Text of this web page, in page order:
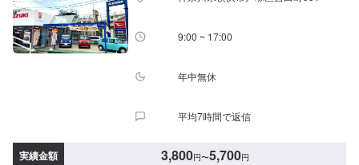
9:00 ~ 17:00
年中無休
平均7時間で返信
実績金額 3,800円〜5,700円